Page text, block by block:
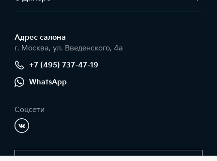
Адрес салонa
г. Москва, ул. Введенского, 4а
+7 (495) 737-47-19
WhatsApp
Соцсети